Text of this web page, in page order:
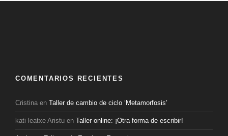
COMENTARIOS RECIENTES
Cristina en Taller de cambio de ciclo ‘Metamorfosis’
kati leatxe Aristu en Taller online: ¡Otra forma de escribir!